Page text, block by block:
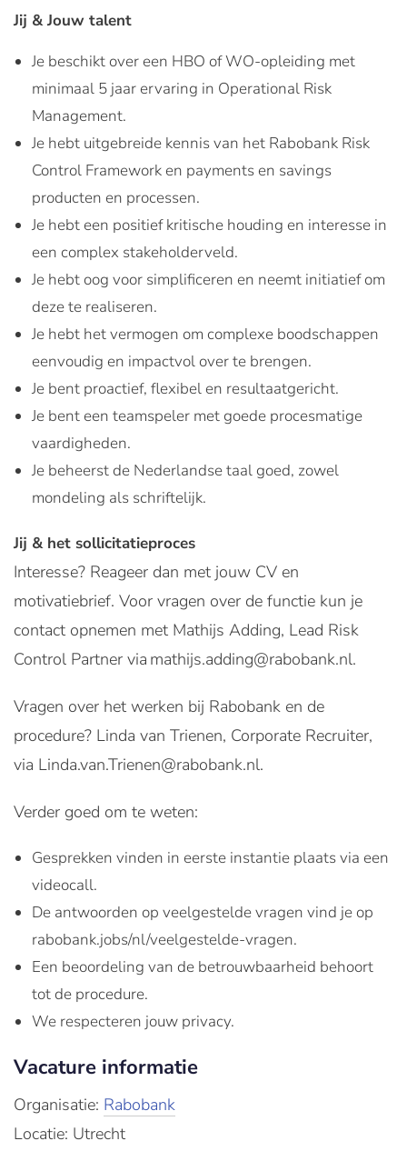
Jij & Jouw talent
Je beschikt over een HBO of WO-opleiding met
minimaal 5 jaar ervaring in Operational Risk
Management.
Je hebt uitgebreide kennis van het Rabobank Risk
Control Framework en payments en savings
producten en processen.
Je hebt een positief kritische houding en interesse in
een complex stakeholderveld.
Je hebt oog voor simplificeren en neemt initiatief om
deze te realiseren.
Je hebt het vermogen om complexe boodschappen
eenvoudig en impactvol over te brengen.
Je bent proactief, flexibel en resultaatgericht.
Je bent een teamspeler met goede procesmatige
vaardigheden.
Je beheerst de Nederlandse taal goed, zowel
mondeling als schriftelijk.
Jij & het sollicitatieproces
Interesse? Reageer dan met jouw CV en
motivatiebrief. Voor vragen over de functie kun je
contact opnemen met Mathijs Adding, Lead Risk
Control Partner via mathijs.adding@rabobank.nl.
Vragen over het werken bij Rabobank en de
procedure? Linda van Trienen, Corporate Recruiter,
via Linda.van.Trienen@rabobank.nl.
Verder goed om te weten:
Gesprekken vinden in eerste instantie plaats via een
videocall.
De antwoorden op veelgestelde vragen vind je op
rabobank.jobs/nl/veelgestelde-vragen.
Een beoordeling van de betrouwbaarheid behoort
tot de procedure.
We respecteren jouw privacy.
Vacature informatie
Organisatie: Rabobank
Locatie: Utrecht